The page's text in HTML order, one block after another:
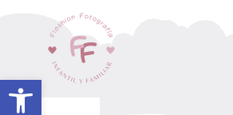
Abrir barra de